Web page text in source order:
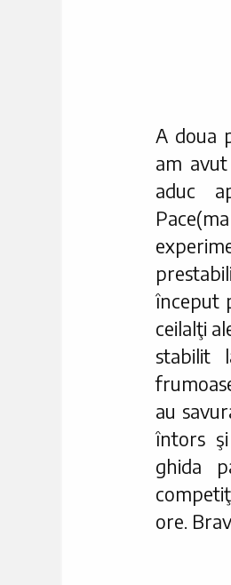
A doua
am
aduc
început
ceilalţi
stabilit
au
întors
ghida
ore.